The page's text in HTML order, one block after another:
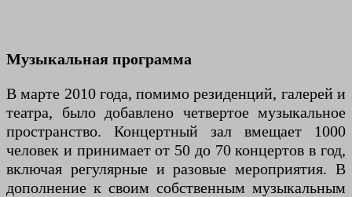
Музыкальная программа
В марте 2010 года, помимо резиденций, галерей и
театра, было добавлено четвертое музыкальное
пространство. Концертный зал вмещает 1000
человек и принимает от 50 до 70 концертов в год,
включая регулярные и разовые мероприятия. В
дополнение к своим собственным музыкальным